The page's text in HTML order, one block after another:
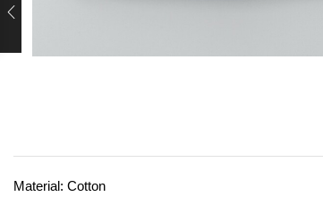
Material: Cotton